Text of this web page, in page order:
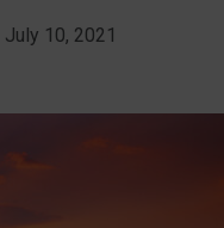
July 10, 2021